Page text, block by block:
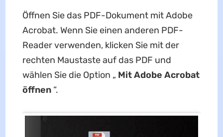
Öffnen Sie das PDF-Dokument mit Adobe
Acrobat. Wenn Sie einen anderen PDF-
Reader verwenden, klicken Sie mit der
rechten Maustaste auf das PDF und
wählen Sie die Option „ Mit Adobe Acrobat
öffnen“.